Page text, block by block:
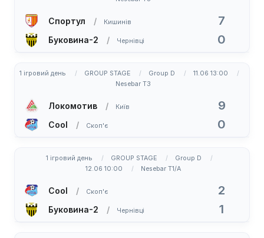
Спортул Кишинів 7
Буковина-2 Чернівці 0
1 ігровий день GROUP STAGE Group D
11.06 13:00
Nesebar T3
Локомотив Київ 9
Cool Скоп'є 0
1 ігровий день GROUP STAGE
Group D
12.06 10:00
Nesebar T1/A
Cool Скоп'є 2
Буковина-2 Чернівці 1